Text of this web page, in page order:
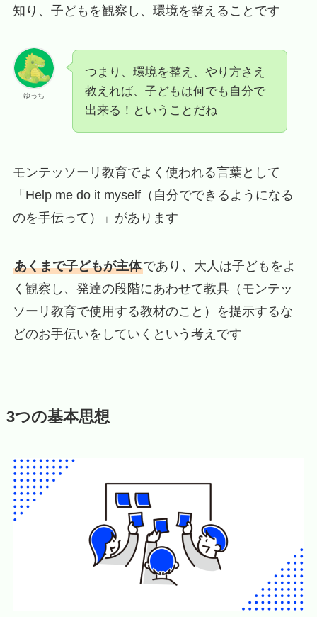
知り、子どもを観察し、環境を整えることです
ゆっち
つまり、環境を整え、やり方さえ
教えれば、子どもは何でも自分で
出来る！ということだね
モンテッソーリ教育でよく使われる言葉として
「Help me do it myself（自分でできるようになる
のを手伝って）」があります
あくまで子どもが主体であり、大人は子どもをよ
く観察し、発達の段階にあわせて教具（モンテッ
ソーリ教育で使用する教材のこと）を提示するな
どのお手伝いをしていくという考えです
3つの基本思想